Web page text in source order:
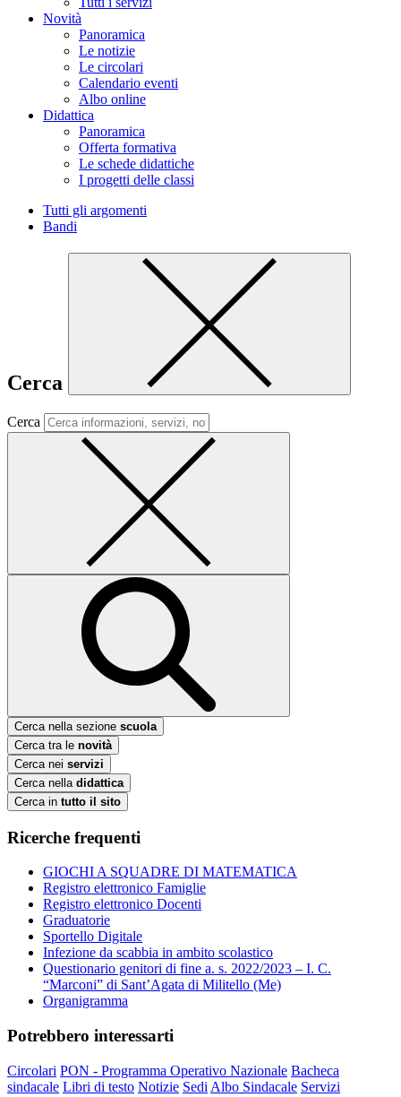
Novità
Panoramica
Le notizie
Le circolari
Calendario eventi
Albo online
Didattica
Panoramica
Offerta formativa
Le schede didattiche
I progetti delle classi
Tutti gli argomenti
Bandi
Cerca
Cerca
Cerca nella sezione scuola
Cerca tra le novità
Cerca nei servizi
Cerca nella didattica
Cerca in tutto il sito
Ricerche frequenti
GIOCHI A SQUADRE DI MATEMATICA
Registro elettronico Famiglie
Registro elettronico Docenti
Graduatorie
Sportello Digitale
Infezione da scabbia in ambito scolastico
Questionario genitori di fine a. s. 2022/2023 – I. C.
“Marconi” di Sant’Agata di Militello (Me)
Organigramma
Potrebbero interessarti
Circolari PON - Programma Operativo Nazionale Bacheca
sindacale Libri di testo Notizie Sedi Albo Sindacale Servizi